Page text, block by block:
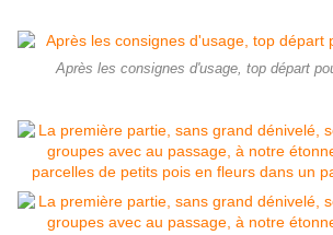
Après les consignes d'usage, top départ